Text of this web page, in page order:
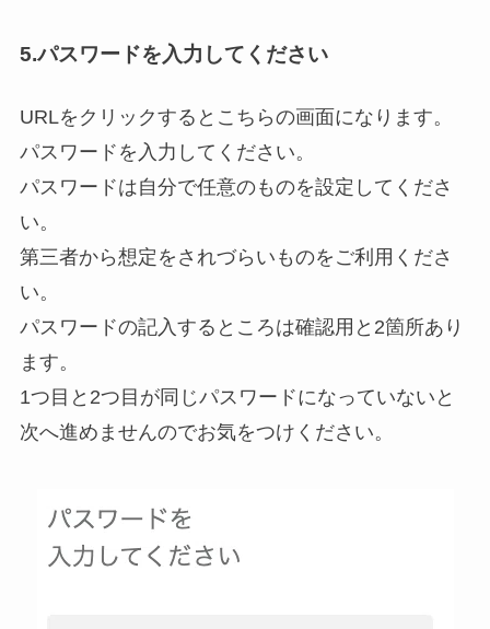
5.パスワードを入力してください
URLをクリックするとこちらの画面になります。
パスワードを入力してください。
パスワードは自分で任意のものを設定してくださ
い。
第三者から想定をされづらいものをご利用くださ
い。
パスワードの記入するところは確認用と2箇所あり
ます。
1つ目と2つ目が同じパスワードになっていないと
次へ進めませんのでお気をつけください。